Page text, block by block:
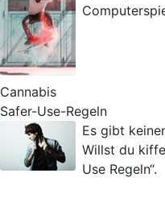
Cannabis
Safer-Use-Regeln
Es gibt
Willst du
Use Regeln“.